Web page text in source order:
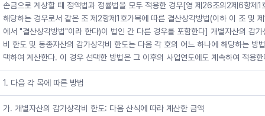
손금으로 계상할 때 정액법과 정률법을 모두 적용한 경우[영 제26조의2제6항제1
해당하는 경우로서 같은 조 제2항제1호가목에 따른 결산상각방법(이하 이 조 및
에서 "결산상각방법"이라 한다)이 법인 간 다른 경우를 포함한다] 개별자산의 감가
비 한도 및 동종자산의 감가상각비 한도는 다음 각 호의 어느 하나에 해당하는 방
택하여 계산한다. 이 경우 선택한 방법은 그 이후의 사업연도에도 계속하여 적용
1. 다음 각 목에 따른 방법
가. 개별자산의 감가상각비 한도: 다음 산식에 따라 계산한 금액